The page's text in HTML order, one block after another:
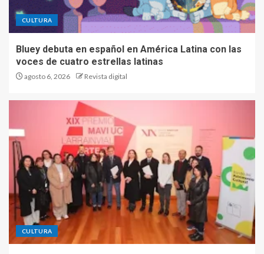
CULTURA
Bluey debuta en español en América Latina con las
voces de cuatro estrellas latinas
agosto 6, 2026 Revista digital
CULTURA